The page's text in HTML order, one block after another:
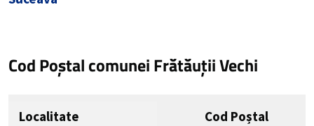
Cod Poștal comunei Frătăuții Vechi
Localitate Cod Poștal